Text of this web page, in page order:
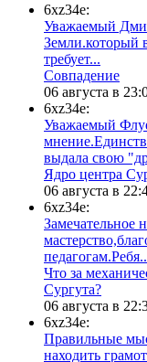
6xz34e:
Уважаемый
Земли.который
требует...
​Совпадение
06 августа в
6xz34e:
Уважаемый
выдала свою
​Ядро центра
06 августа в
6xz34e:
Замечательное
​Что за
Сургута?
06 августа в
6xz34e:
Правильные
находить